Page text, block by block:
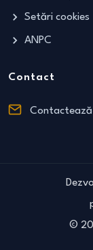
Setări cookies
ANPC
Contact
©